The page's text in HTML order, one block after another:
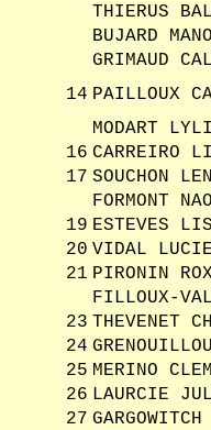
THIERUS
BUJARD
GRIMAUD
14 PAILLOUX
MODART
16 CARREIRO
17 SOUCHON
FORMONT
19 ESTEVES
20 VIDAL LUCIE
21 PIRONIN
FILLOUX-
23 THEVENET
24
25 MERINO
26 LAURCIE
27